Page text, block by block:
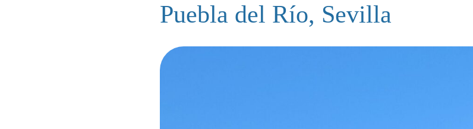
Puebla del Río, Sevilla